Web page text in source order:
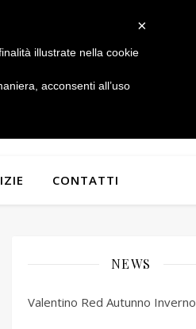
CONTATTI
NEWS
Valentino Red Autunno Inverno
×
illustrate nella cookie
acconsenti all’uso